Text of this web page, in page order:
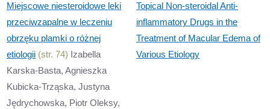
Miejscowe niesteroidowe leki
przeciwzapalne w leczeniu
obrzęku plamki o różnej
etiologii (str. 74) Izabella
Karska-Basta, Agnieszka
Kubicka-Trząska, Justyna
Jędrychowska, Piotr Oleksy,
Topical Non-steroidal Anti-
inflammatory Drugs in the
Treatment of Macular Edema of
Various Etiology